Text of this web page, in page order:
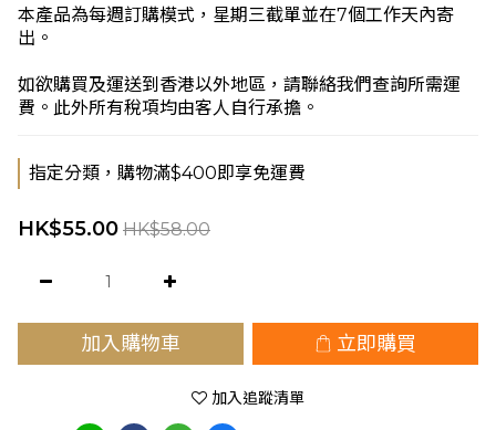
本產品為每週訂購模式，星期三截單並在7個工作天內寄
出。
如欲購買及運送到香港以外地區，請聯絡我們查詢所需運
費。此外所有稅項均由客人自行承擔。
指定分類，購物滿$400即享免運費
HK$55.00 HK$58.00
加入購物車 立即購買
加入追蹤清單